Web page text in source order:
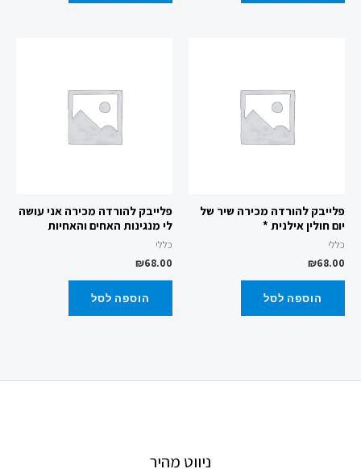
פלייבק להורדה מכירה שיר של
יום חולין אילנית *
כללי
₪68.00
הוספה לסל
פלייבק להורדה מכירה אני עושה
לי מנגינות האחים והאחיות
כללי
₪68.00
הוספה לסל
ניווט מהיר